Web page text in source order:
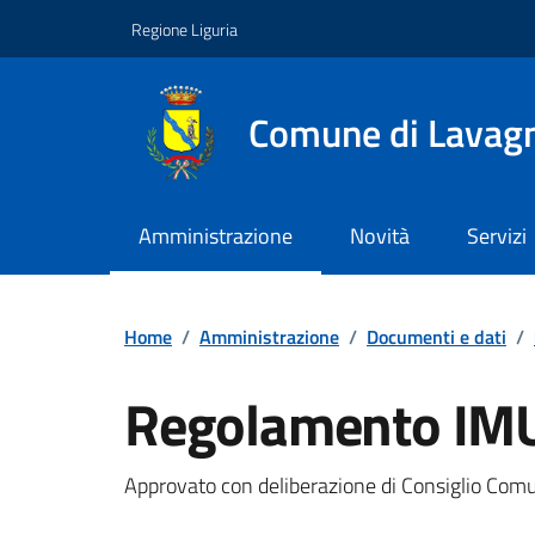
Regione Liguria
Comune di
Amministrazione Novità Servizi
Home / Amministrazione / Documenti e dati /
Regolamento
Documento
Approvato con deliberazione di Consiglio